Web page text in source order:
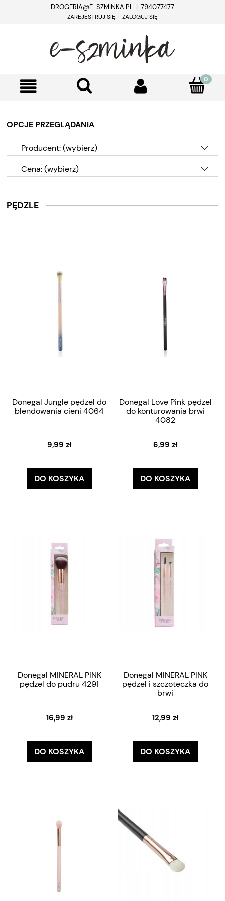
DROGERIA@E-SZMINKA.PL | 794077477
ZAREJESTRUJ SIĘ ZALOGUJ SIĘ
OPCJE PRZEGLĄDANIA
Producent: (wybierz)
Cena: (wybierz)
PĘDZLE
Donegal Jungle pędzel do
blendowania cieni 4064
9,99 zł
DO KOSZYKA
Donegal Love Pink pędzel
do konturowania brwi
4082
6,99 zł
DO KOSZYKA
Donegal MINERAL PINK
pędzel do pudru 4291
16,99 zł
DO KOSZYKA
Donegal MINERAL PINK
pędzel i szczoteczka do
brwi
12,99 zł
DO KOSZYKA